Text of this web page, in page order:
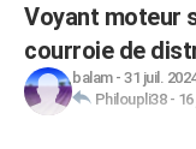
Voyant moteur
courroie de
balam- 31 juil.
Philoupli38-